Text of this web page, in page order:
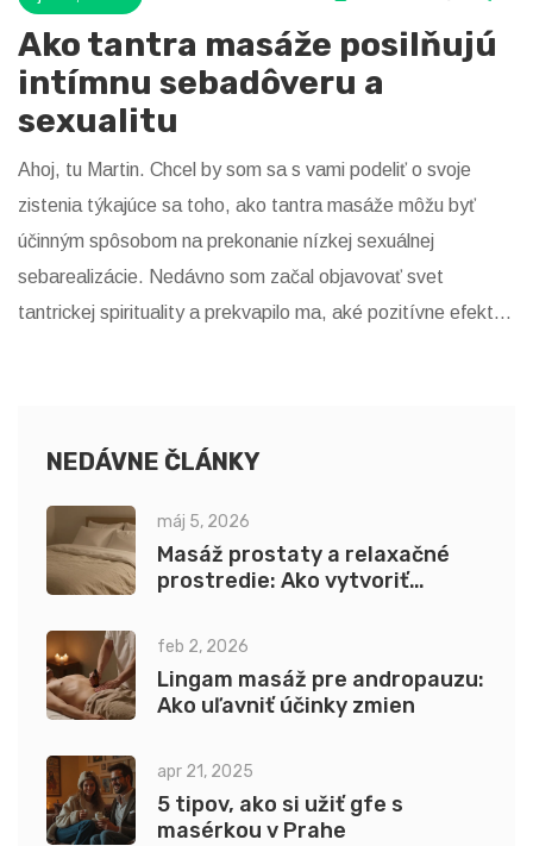
Ako tantra masáže posilňujú
intímnu sebadôveru a
sexualitu
Ahoj, tu Martin. Chcel by som sa s vami podeliť o svoje
zistenia týkajúce sa toho, ako tantra masáže môžu byť
účinným spôsobom na prekonanie nízkej sexuálnej
sebarealizácie. Nedávno som začal objavovať svet
tantrickej spirituality a prekvapilo ma, aké pozitívne efekty
tomto krátkom článku by som vám rád priblížil, aké
prastará prax priniesť.
NEDÁVNE ČLÁNKY
máj 5, 2026
Masáž prostaty a relaxačné
prostredie: Ako vytvoriť
zážitok
feb 2, 2026
Lingam masáž pre andropauzu:
Ako uľavniť účinky zmien
apr 21, 2025
5 tipov, ako si užiť gfe s
masérkou v Prahe